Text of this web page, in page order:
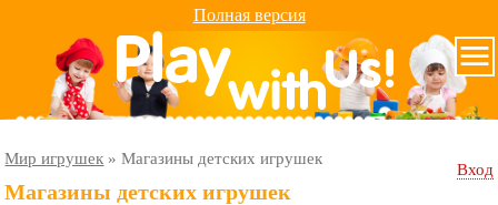
Полная версия
Мир игрушек »Магазины детских игрушек
Вход
Магазины детских игрушек